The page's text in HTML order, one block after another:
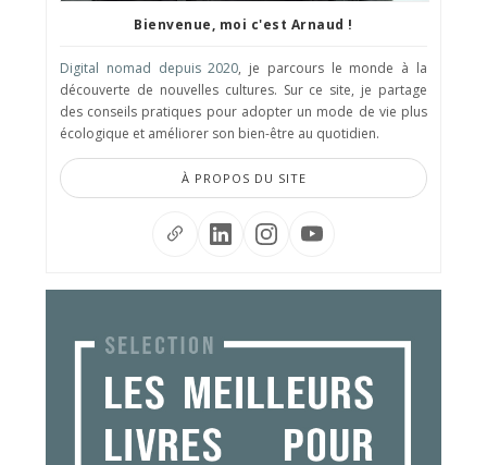
Bienvenue, moi c'est Arnaud !
Digital nomad depuis 2020, je parcours le monde à la
découverte de nouvelles cultures. Sur ce site, je partage
des conseils pratiques pour adopter un mode de vie plus
écologique et améliorer son bien-être au quotidien.
À PROPOS DU SITE